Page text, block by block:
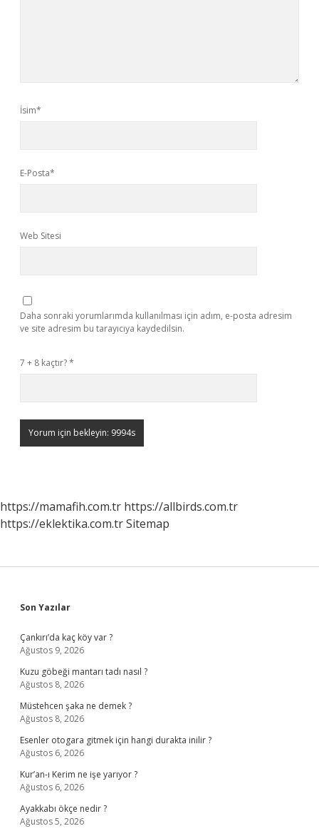
İsim*
E-Posta*
Web Sitesi
Daha sonraki yorumlarımda kullanılması için adım, e-posta adresim
ve site adresim bu tarayıcıya kaydedilsin.
7 + 8 kaçtır?*
https://mamafih.com.tr https://allbirds.com.tr
https://eklektika.com.trSitemap
Sidebar
Son Yazılar
Çankırı’da kaç köy var ?
Ağustos 9, 2026
Kuzu göbeği mantarı tadı nasıl ?
Ağustos 8, 2026
Müstehcen şaka ne demek ?
Ağustos 8, 2026
Esenler otogara gitmek için hangi durakta inilir ?
Ağustos 6, 2026
Kur’an-ı Kerim ne işe yarıyor ?
Ağustos 6, 2026
Ayakkabı ökçe nedir ?
Ağustos 5, 2026